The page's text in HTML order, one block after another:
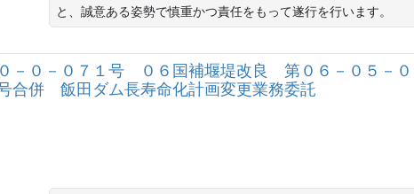
－０－０７１号 ０６国補堰堤改良 第０６－０５－
合併 飯田ダム長寿命化計画変更業務委託